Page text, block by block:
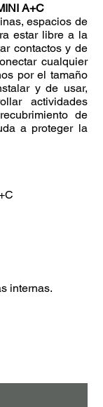
A+C
espacios de
estar libre a la
contactos y de
cualquier
por el tamaño
y de usar,
actividades
de
a proteger la
internas.